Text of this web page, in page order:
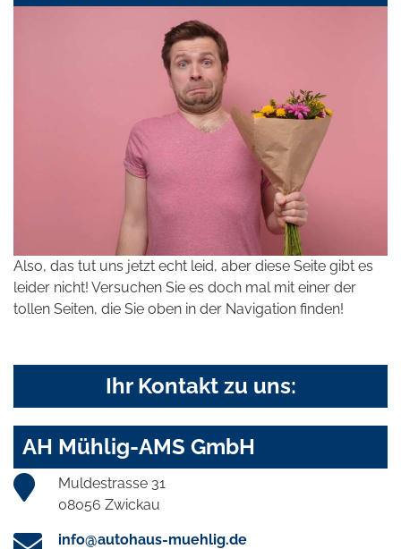
Also, das tut uns jetzt echt leid, aber diese Seite gibt es
leider nicht! Versuchen Sie es doch mal mit einer der
tollen Seiten, die Sie oben in der Navigation finden!
Ihr Kontakt zu uns:
AH Mühlig-AMS GmbH
Muldestrasse 31
08056 Zwickau
info@autohaus-muehlig.de